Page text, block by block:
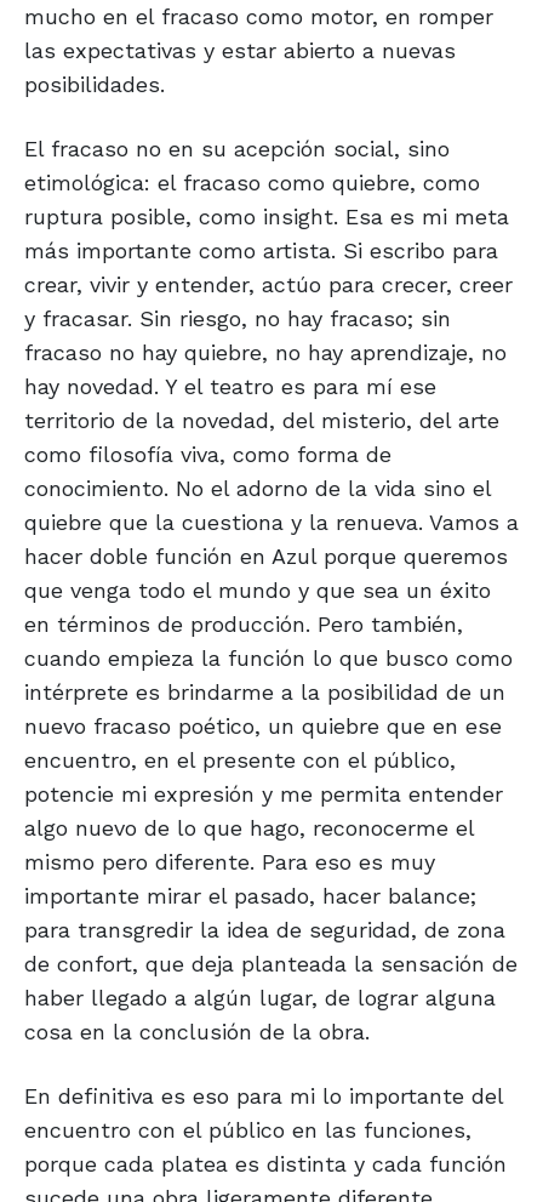
mucho en el fracaso como motor, en romper
las expectativas y estar abierto a nuevas
posibilidades.
El fracaso no en su acepción social, sino
etimológica: el fracaso como quiebre, como
ruptura posible, como insight. Esa es mi meta
más importante como artista. Si escribo para
crear, vivir y entender, actúo para crecer, creer
y fracasar. Sin riesgo, no hay fracaso; sin
fracaso no hay quiebre, no hay aprendizaje, no
hay novedad. Y el teatro es para mí ese
territorio de la novedad, del misterio, del arte
como filosofía viva, como forma de
conocimiento. No el adorno de la vida sino el
quiebre que la cuestiona y la renueva. Vamos a
hacer doble función en Azul porque queremos
que venga todo el mundo y que sea un éxito
en términos de producción. Pero también,
cuando empieza la función lo que busco como
intérprete es brindarme a la posibilidad de un
nuevo fracaso poético, un quiebre que en ese
encuentro, en el presente con el público,
potencie mi expresión y me permita entender
algo nuevo de lo que hago, reconocerme el
mismo pero diferente. Para eso es muy
importante mirar el pasado, hacer balance;
para transgredir la idea de seguridad, de zona
de confort, que deja planteada la sensación de
haber llegado a algún lugar, de lograr alguna
cosa en la conclusión de la obra.
En definitiva es eso para mi lo importante del
encuentro con el público en las funciones,
porque cada platea es distinta y cada función